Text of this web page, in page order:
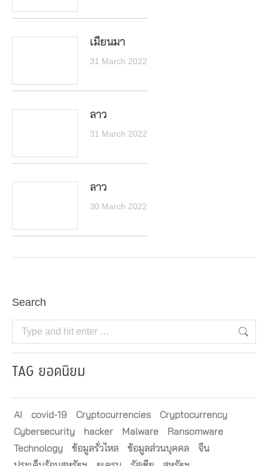
เมียนมา
31 March 2022
ลาว
31 March 2022
ลาว
30 March 2022
Search
Search:
TAG ยอดนิยม
AI covid-19 Cryptocurrencies
Cryptocurrency
Cybersecurity
hacker Malware
Ransomware
Technology
ข้อมูลรั่วไหล ข้อมูลส่วนบุคคล
จีน